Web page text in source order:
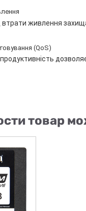
втрати живлення
(QoS)
товар